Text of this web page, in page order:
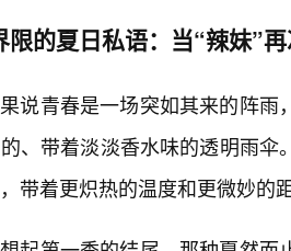
限的夏日私语：当“辣妹”
说青春是一场突如其来的阵雨
、带着淡淡香水味的透明雨
带着更炽热的温度和更微妙的